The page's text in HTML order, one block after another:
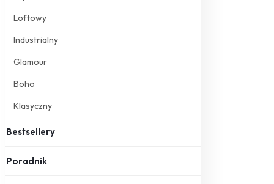
Loftowy
Industrialny
Glamour
Boho
Klasyczny
Bestsellery
Poradnik